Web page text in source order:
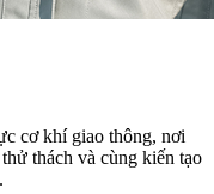
cơ khí giao thông, nơi
thách và cùng kiến tạo